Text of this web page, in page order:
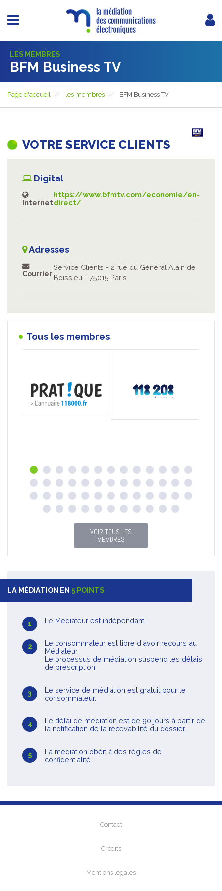
LES MEMBRES
BFM Business TV
Page d'accueil les membres BFM Business TV
VOTRE SERVICE CLIENTS
Digital
Internet
https://www.bfmtv.com/economie/en-
direct/
Adresses
Courrier
Service Clients - 2 rue du Général Alain de
Boissieu - 75015 Paris
Tous les membres
VOIR TOUS LES
MEMBRES
LA MÉDIATION EN 5 POINTS
Le Médiateur est indépendant.
Le consommateur est libre d'avoir recours au
Médiateur.
Le processus de médiation suspend les délais
de prescription.
Le service de médiation est gratuit pour le
consommateur.
Le délai de médiation est de 90 jours à partir de
la notification de la recevabilité du dossier.
La médiation obéit à des règles de
confidentialité.
Contact
Crédits
Mentions légales